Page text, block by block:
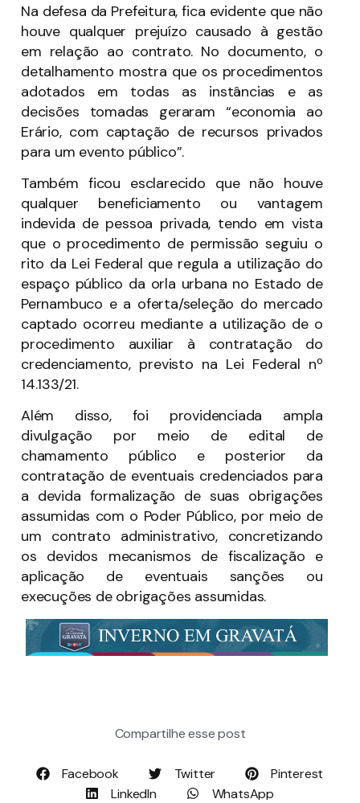
Na defesa da Prefeitura, fica evidente que não
houve qualquer prejuízo causado à gestão
em relação ao contrato. No documento, o
detalhamento mostra que os procedimentos
adotados em todas as instâncias e as
decisões tomadas geraram “economia ao
Erário, com captação de recursos privados
para um evento público”.
Também ficou esclarecido que não houve
qualquer beneficiamento ou vantagem
indevida de pessoa privada, tendo em vista
que o procedimento de permissão seguiu o
rito da Lei Federal que regula a utilização do
espaço público da orla urbana no Estado de
Pernambuco e a oferta/seleção do mercado
captado ocorreu mediante a utilização de o
procedimento auxiliar à contratação do
credenciamento, previsto na Lei Federal nº
14.133/21.
Além disso, foi providenciada ampla
divulgação por meio de edital de
chamamento público e posterior da
contratação de eventuais credenciados para
a devida formalização de suas obrigações
assumidas com o Poder Público, por meio de
um contrato administrativo, concretizando
os devidos mecanismos de fiscalização e
aplicação de eventuais sanções ou
execuções de obrigações assumidas.
Compartilhe esse post
Facebook Twitter
Pinterest
LinkedIn
WhatsApp